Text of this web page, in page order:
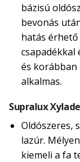
bázisú
bevonás
hatás érhető
csapadékkal
és
alkalmas.
Supralux
Oldószeres,
lazúr.
kiemeli a fa